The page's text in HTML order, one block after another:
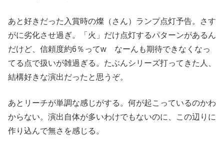
あと好きだった入賞時の燦（さん）ランプ点灯予告。さす
がに劣化させ過ぎ。「火」だけ点灯するパターンがあるん
だけど、信頼度約6％ってw なーんも期待できなくなっ
てる点で扱いが雑過ぎる。たぶんシリーズ打ってきた人、
結構好きな演出だったと思うぞ。
あとリーチが単調な感じがする。何が起こっているのかわ
からない。演出自体が多いわけでもないのに、この辺りに
作り込んで無さを感じる。